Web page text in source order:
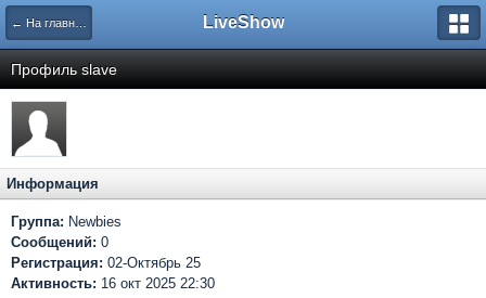
← На главную LiveShow
Профиль slave
Информация
Группа: Newbies
Сообщений: 0
Регистрация: 02-Октябрь 25
Активность: 16 окт 2025 22:30